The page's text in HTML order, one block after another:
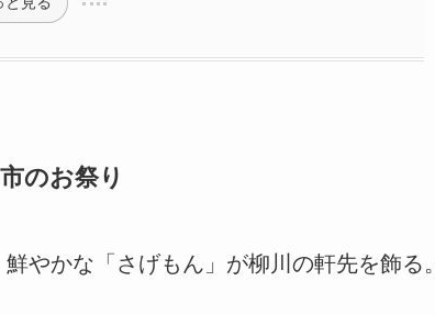
のお祭り
鮮やかな「さげもん」が柳川の軒先を飾る。